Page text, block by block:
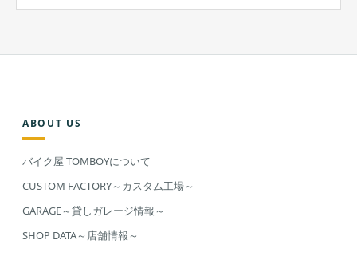
ABOUT US
バイク屋 TOMBOYについて
CUSTOM FACTORY～カスタム工場～
GARAGE～貸しガレージ情報～
SHOP DATA～店舗情報～